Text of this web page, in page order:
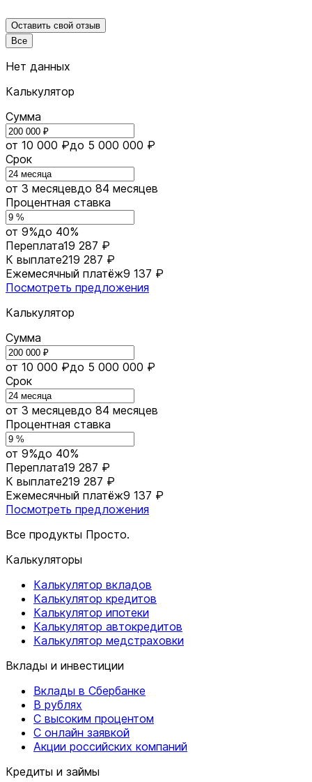
Оставить свой отзыв
Все
Нет данных
Калькулятор
Сумма
от 10 000 ₽до 5 000 000 ₽
Срок
от 3 месяцевдо 84 месяцев
Процентная ставка
от 9%до 40%
Переплата19 287 ₽
К выплате219 287 ₽
Ежемесячный платёж9 137 ₽
Посмотреть предложения
Калькулятор
Сумма
от 10 000 ₽до 5 000 000 ₽
Срок
от 3 месяцевдо 84 месяцев
Процентная ставка
от 9%до 40%
Переплата19 287 ₽
К выплате219 287 ₽
Ежемесячный платёж9 137 ₽
Посмотреть предложения
Все продукты Просто.
Калькуляторы
Калькулятор вкладов
Калькулятор кредитов
Калькулятор ипотеки
Калькулятор автокредитов
Калькулятор медстраховки
Вклады и инвестиции
Вклады в Сбербанке
В рублях
С высоким процентом
С онлайн заявкой
Акции российских компаний
Кредиты и займы